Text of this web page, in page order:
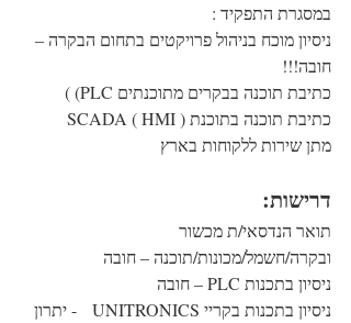
במסגרת התפקיד :
ניסיון מוכח בניהול פרויקטים בתחום הבקרה –
חובה!!!
כתיבת תוכנה בבקרים מתוכנתים PLC) )
כתיבת תוכנה בתוכנת SCADA ( HMI )
מתן שירות ללקוחות בארץ
דרישות:
תואר הנדסאי/ת מכשור
ובקרה/חשמל/מכונות/תוכנה – חובה
ניסיון בתכנות PLC – חובה
ניסיון בתכנות בקריי UNITRONICS   - יתרון